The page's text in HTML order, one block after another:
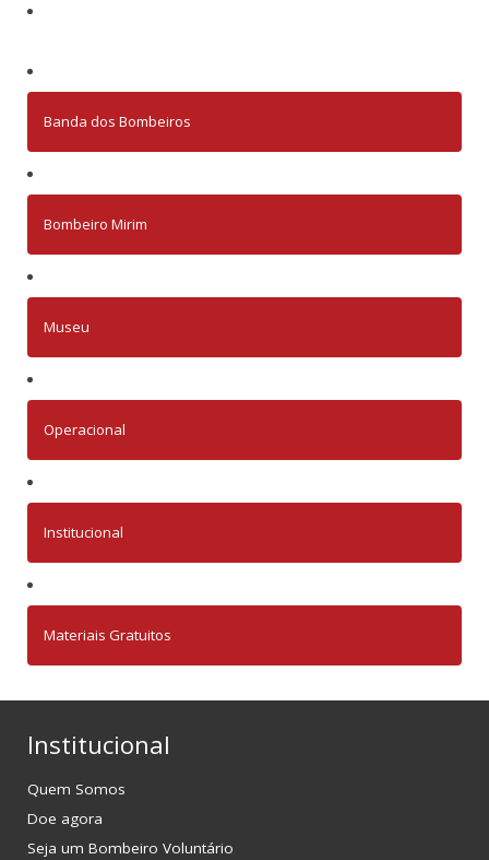
Banda dos Bombeiros
Bombeiro Mirim
Museu
Operacional
Institucional
Materiais Gratuitos
Institucional
Quem Somos
Doe agora
Seja um Bombeiro Voluntário